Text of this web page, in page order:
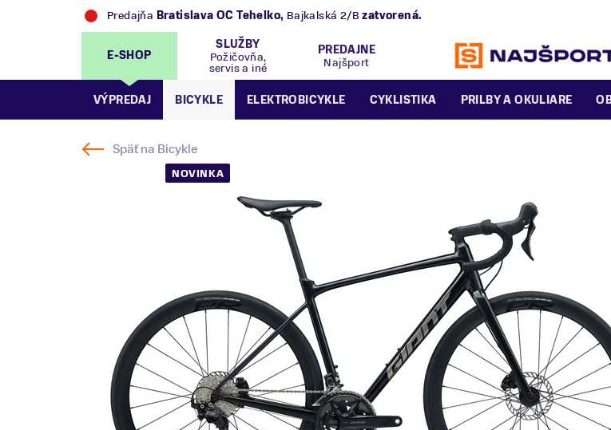
Predajňa Trek Flagship Store Bratislava,Bajkalská 2/Bzatvorená.
E-SHOP
SLUŽBY
Požičovňa,
servis a iné
PREDAJNE
Najšport
VÝPREDAJ BICYKLE ELEKTROBICYKLE CYKLISTIKA PRILBY A OKULIARE
Späť na Bicykle
NOVINKA